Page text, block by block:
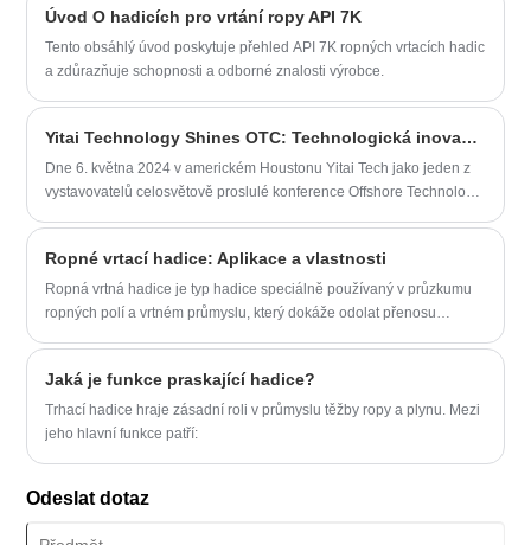
Úvod O hadicích pro vrtání ropy API 7K
Tento obsáhlý úvod poskytuje přehled API 7K ropných vrtacích hadic
a zdůrazňuje schopnosti a odborné znalosti výrobce.
Yitai Technology Shines OTC: Technologická inovace, která vede budoucnost
Dne 6. května 2024 v americkém Houstonu Yitai Tech jako jeden z
vystavovatelů celosvětově proslulé konference Offshore Technology
produkty a provedla důkladné výměny názorů s mnoha zákazníky a
partnery. Yitai Technology je podnik věnovaný výzkumu a výrobě
inteligentních pryžových hadic, který se zavázal poskytovat vysoce
výzkumu a vývoje a moderní výrobní zařízení. Její produkty jsou
vyváženy do zámoří a byly uznány a důvěřovány velkému počtu
zákazníků.
Ropné vrtací hadice: Aplikace a vlastnosti
Ropná vrtná hadice je typ hadice speciálně používaný v průzkumu
ropných polí a vrtném průmyslu, který dokáže odolat přenosu
Jaká je funkce praskající hadice?
Trhací hadice hraje zásadní roli v průmyslu těžby ropy a plynu. Mezi
jeho hlavní funkce patří:
Odeslat dotaz